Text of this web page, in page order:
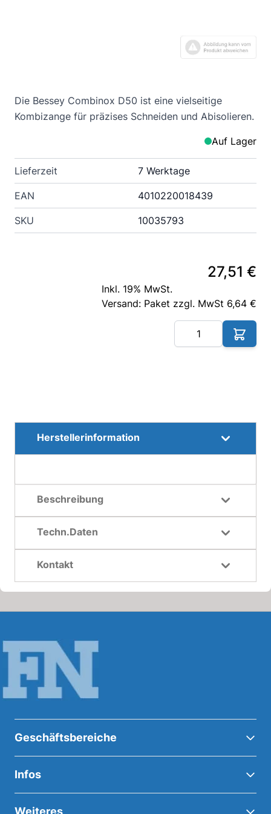
Die Bessey Combinox D50 ist eine vielseitige
Kombizange für präzises Schneiden und Abisolieren.
Auf Lager
Lieferzeit 7 Werktage
EAN 4010220018439
SKU 10035793
27,51 €
Inkl. 19% MwSt.
Versand: Paket zzgl. MwSt 6,64 €
Herstellerinformation
Beschreibung
Techn.Daten
Kontakt
Geschäftsbereiche
Infos
Weiteres